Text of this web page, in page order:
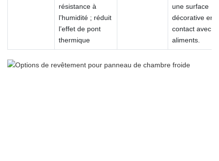
résistance à
l’humidité ; réduit
l’effet de pont
thermique
une surface
décorative en
contact avec
aliments.